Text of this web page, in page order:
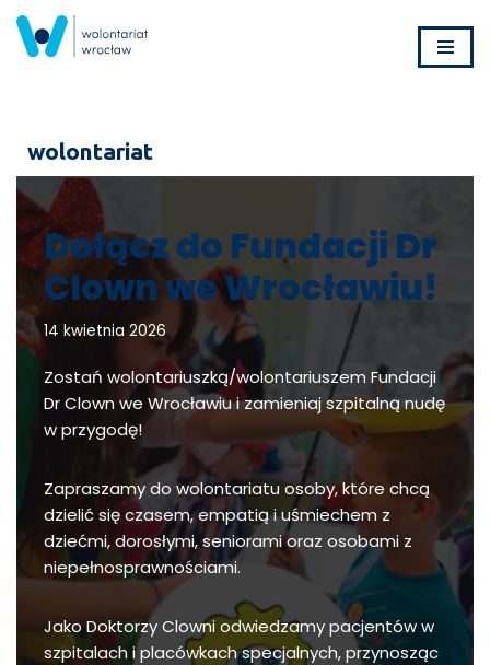
Przejdź
wolontariat
Dołącz do Fundacji Dr
Clown we Wrocławiu!
14 kwietnia 2026
Zostań wolontariuszką/wolontariuszem Fundacji
Dr Clown we Wrocławiu i zamieniaj szpitalną nudę
w przygodę!
Zapraszamy do wolontariatu osoby, które chcą
dzielić się czasem, empatią i uśmiechem z
dziećmi, dorosłymi, seniorami oraz osobami z
niepełnosprawnościami.
Jako Doktorzy Clowni odwiedzamy pacjentów w
szpitalach i placówkach specjalnych, przynosząc